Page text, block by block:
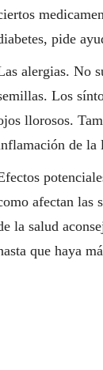
pide
alergias. No
Los
llorosos.
de la
afectan las
la salud
que haya